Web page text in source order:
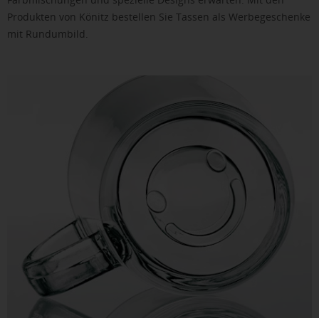
Produkten von Könitz bestellen Sie Tassen als Werbegeschenke
mit Rundumbild.